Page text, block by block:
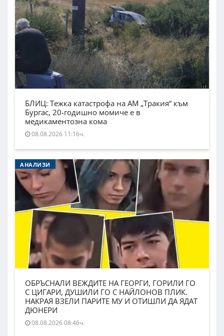
БЛИЦ: Тежка катастрофа на АМ „Тракия“ към
Бургас, 20-годишно момиче е в
медикаментозна кома
08.08.2026 11:16ч.
АНАЛИЗИ
ОБРЪСНАЛИ ВЕЖДИТЕ НА ГЕОРГИ, ГОРИЛИ ГО
С ЦИГАРИ, ДУШИЛИ ГО С НАЙЛОНОВ ПЛИК.
НАКРАЯ ВЗЕЛИ ПАРИТЕ МУ И ОТИШЛИ ДА ЯДАТ
ДЮНЕРИ
08.08.2026 08:46ч.